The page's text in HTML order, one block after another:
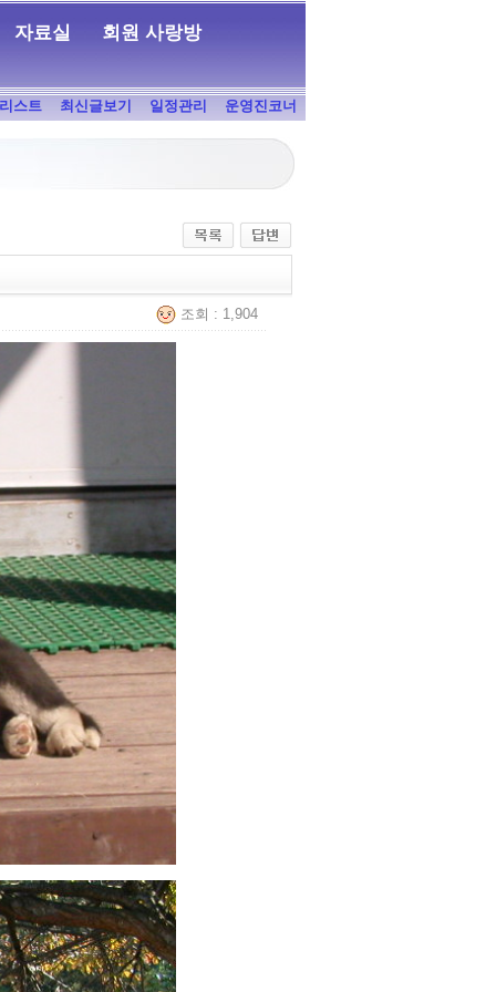
자료실 회원 사랑방
스트 최신글보기 일정관리 운영진코너
조회 : 1,904